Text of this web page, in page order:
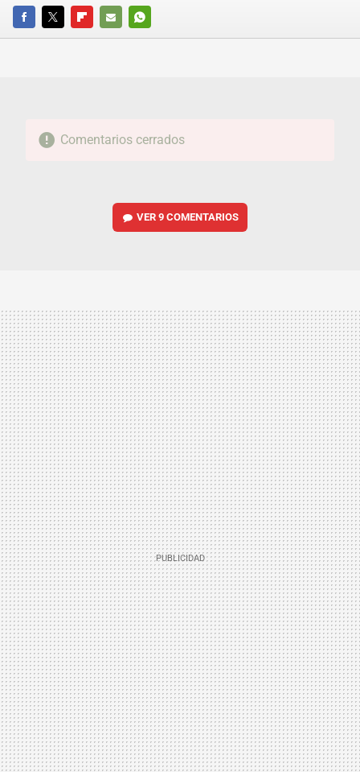
FACEBOOKTWITTERFLIPBOARD
E-
WHATSAPP
Comentarios cerrados
VER9 COMENTARIOS